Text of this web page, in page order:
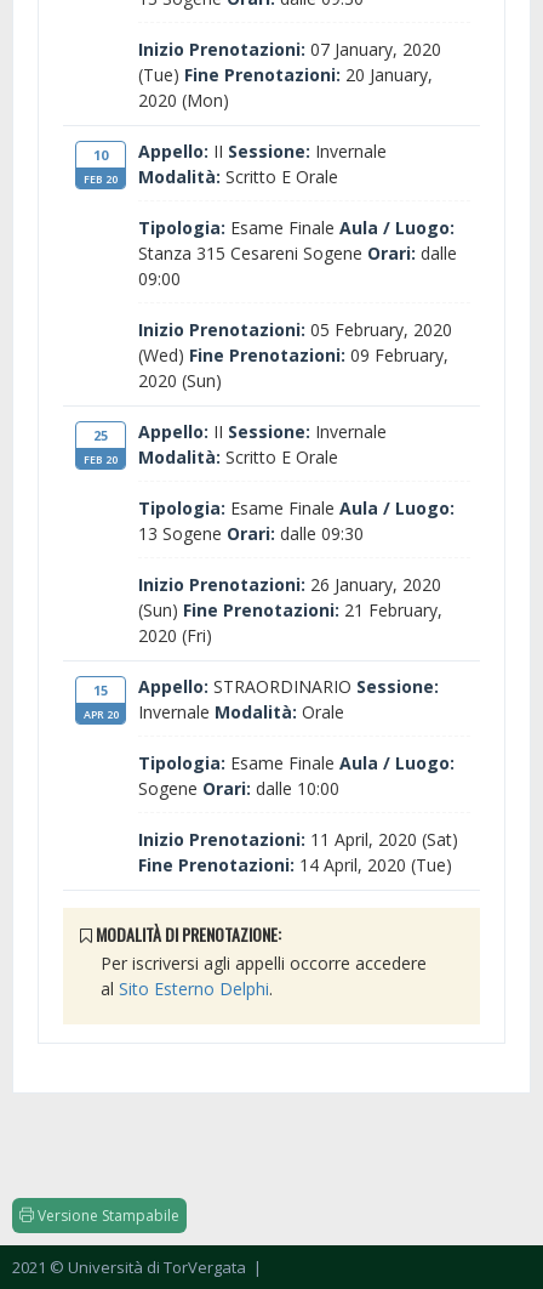
Inizio Prenotazioni: 07 January, 2020
(Tue) Fine Prenotazioni: 20 January,
2020 (Mon)
10
FEB 20
Appello: II Sessione: Invernale
Modalità: Scritto E Orale
Tipologia: Esame Finale Aula / Luogo:
Stanza 315 Cesareni Sogene Orari: dalle
09:00
Inizio Prenotazioni: 05 February, 2020
(Wed) Fine Prenotazioni: 09 February,
2020 (Sun)
25
FEB 20
Appello: II Sessione: Invernale
Modalità: Scritto E Orale
Tipologia: Esame Finale Aula / Luogo:
13 Sogene Orari: dalle 09:30
Inizio Prenotazioni: 26 January, 2020
(Sun) Fine Prenotazioni: 21 February,
2020 (Fri)
15
APR 20
Appello: STRAORDINARIO Sessione:
Invernale Modalità: Orale
Tipologia: Esame Finale Aula / Luogo:
Sogene Orari: dalle 10:00
Inizio Prenotazioni: 11 April, 2020 (Sat)
Fine Prenotazioni: 14 April, 2020 (Tue)
MODALITÀ DI PRENOTAZIONE:
Per iscriversi agli appelli occorre accedere
al Sito Esterno Delphi.
Versione Stampabile
2021 © Università di TorVergata |